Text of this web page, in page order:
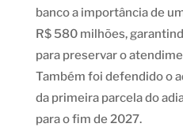
banco a importância de
R$ 580 milhões,
para preservar o
Também foi defendido o
da primeira parcela do
para o fim de 2027.